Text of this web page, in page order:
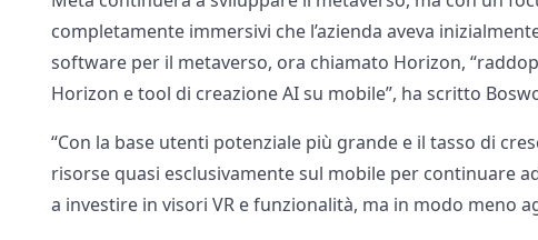
completamente immersivi che l’azienda aveva
software per il metaverso, ora chiamato Horizon,
Horizon e tool di creazione AI su mobile”, ha scritto
“Con la base utenti potenziale più grande e il tasso di
risorse quasi esclusivamente sul mobile per continuare
a investire in visori VR e funzionalità, ma in modo meno